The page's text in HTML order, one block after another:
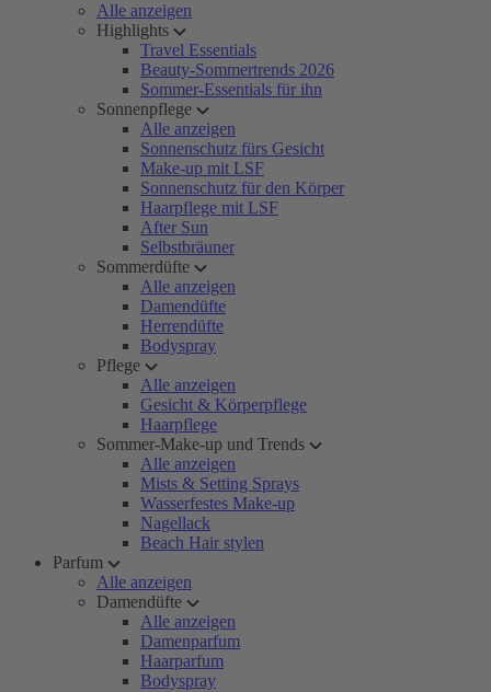
Alle anzeigen
Highlights
Travel Essentials
Beauty-Sommertrends 2026
Sommer-Essentials für ihn
Sonnenpflege
Alle anzeigen
Sonnenschutz fürs Gesicht
Make-up mit LSF
Sonnenschutz für den Körper
Haarpflege mit LSF
After Sun
Selbstbräuner
Sommerdüfte
Alle anzeigen
Damendüfte
Herrendüfte
Bodyspray
Pflege
Alle anzeigen
Gesicht & Körperpflege
Haarpflege
Sommer-Make-up und Trends
Alle anzeigen
Mists & Setting Sprays
Wasserfestes Make-up
Nagellack
Beach Hair stylen
Parfum
Alle anzeigen
Damendüfte
Alle anzeigen
Damenparfum
Haarparfum
Bodyspray